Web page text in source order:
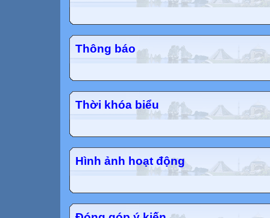
Thông báo
Thời khóa biểu
Hình ảnh hoạt động